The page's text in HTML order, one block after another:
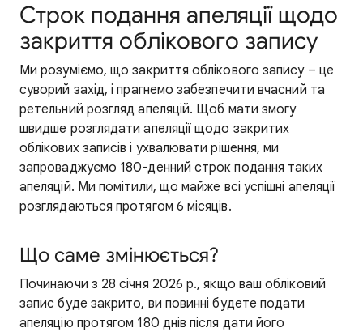
Строк подання апеляції щодо
закриття облікового запису
Ми розуміємо, що закриття облікового запису – це
суворий захід, і прагнемо забезпечити вчасний та
ретельний розгляд апеляцій. Щоб мати змогу
швидше розглядати апеляції щодо закритих
облікових записів і ухвалювати рішення, ми
запроваджуємо 180-денний строк подання таких
апеляцій. Ми помітили, що майже всі успішні апеляції
розглядаються протягом 6 місяців.
Що саме змінюється?
Починаючи з 28 січня 2026 р., якщо ваш обліковий
запис буде закрито, ви повинні будете подати
апеляцію протягом 180 днів після дати його